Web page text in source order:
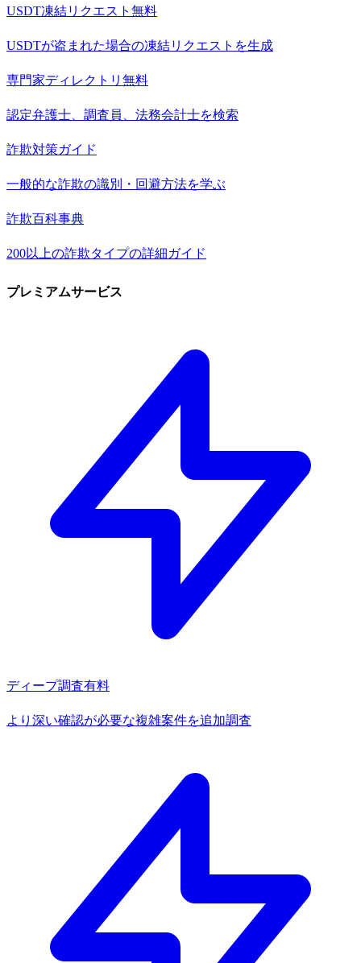
USDT凍結リクエスト 無料
USDTが盗まれた場合の凍結リクエストを生成
専門家ディレクトリ 無料
認定弁護士、調査員、法務会計士を検索
詐欺対策ガイド
一般的な詐欺の識別・回避方法を学ぶ
詐欺百科事典
200以上の詐欺タイプの詳細ガイド
プレミアムサービス
ディープ調査有料
より深い確認が必要な複雑案件を追加調査